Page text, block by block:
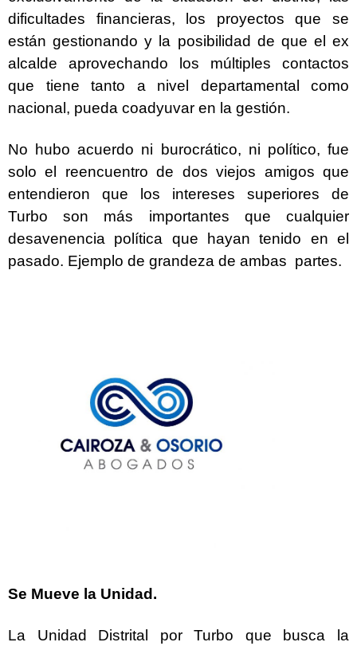
dificultades financieras, los proyectos que se
están gestionando y la posibilidad de que el ex
alcalde aprovechando los múltiples contactos
que tiene tanto a nivel departamental como
nacional, pueda coadyuvar en la gestión.
No hubo acuerdo ni burocrático, ni político, fue
solo el reencuentro de dos viejos amigos que
entendieron que los intereses superiores de
Turbo son más importantes que cualquier
desavenencia política que hayan tenido en el
pasado. Ejemplo de grandeza de ambas partes.
Se Mueve la Unidad.
La Unidad Distrital por Turbo que busca la